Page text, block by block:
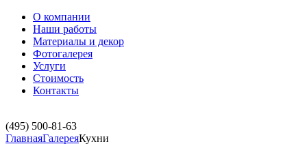
О компании
Наши работы
Материалы и декор
Фотогалерея
Услуги
Стоимость
Контакты
(495) 500-81-63
ГлавнаяГалереяКухни